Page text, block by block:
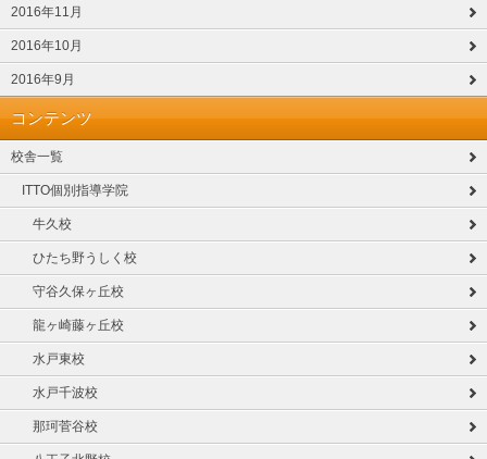
2016年11月
2016年10月
2016年9月
コンテンツ
校舎一覧
ITTO個別指導学院
牛久校
ひたち野うしく校
守谷久保ヶ丘校
龍ヶ崎藤ヶ丘校
水戸東校
水戸千波校
那珂菅谷校